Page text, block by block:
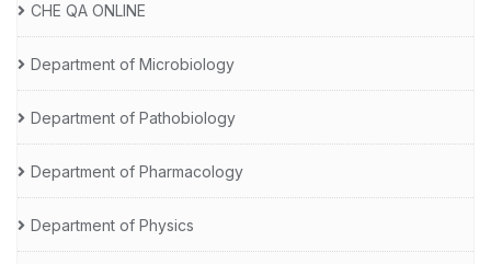
CHE QA ONLINE
Department of Microbiology
Department of Pathobiology
Department of Pharmacology
Department of Physics